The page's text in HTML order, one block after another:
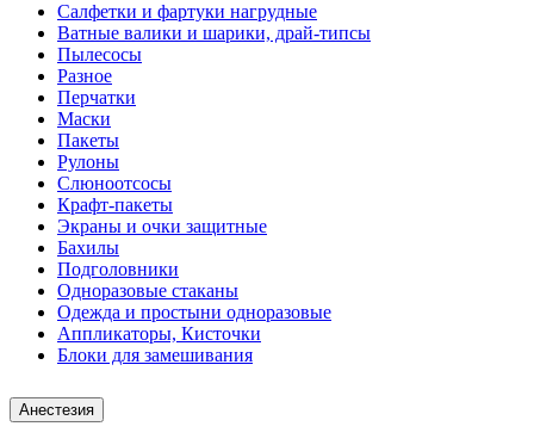
Салфетки и фартуки нагрудные
Ватные валики и шарики, драй-типсы
Пылесосы
Разное
Перчатки
Маски
Пакеты
Рулоны
Слюноотсосы
Крафт-пакеты
Экраны и очки защитные
Бахилы
Подголовники
Одноразовые стаканы
Одежда и простыни одноразовые
Аппликаторы, Кисточки
Блоки для замешивания
Анестезия